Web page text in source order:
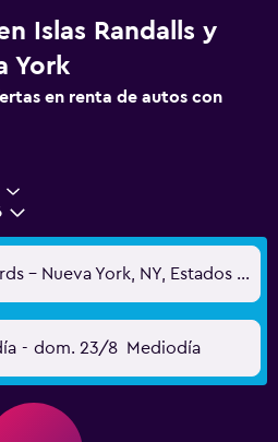
Islas Randalls y
York
en renta de autos con
Islas Randalls y Wards - Nueva York, NY, Estados Unidos
- dom. 23/8 Mediodía